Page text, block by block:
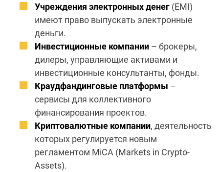
Учреждения электронных денег (EMI)
имеют право выпускать электронные
деньги.
Инвестиционные компании – брокеры,
дилеры, управляющие активами и
инвестиционные консультанты, фонды.
Краудфандинговые платформы –
сервисы для коллективного
финансирования проектов.
Криптовалютные компании, деятельность
которых регулируется новым
регламентом MiCA (Markets in Crypto-
Assets).